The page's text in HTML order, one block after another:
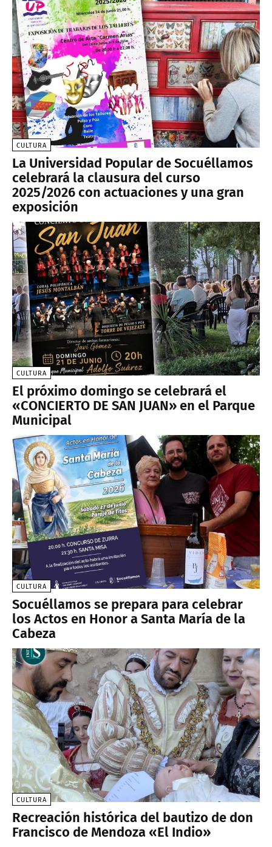
CULTURA
La Universidad Popular de Socuéllamos
celebrará la clausura del curso
2025/2026 con actuaciones y una gran
exposición
CULTURA
El próximo domingo se celebrará el
«CONCIERTO DE SAN JUAN» en el Parque
Municipal
CULTURA
Socuéllamos se prepara para celebrar
los Actos en Honor a Santa María de la
Cabeza
CULTURA
Recreación histórica del bautizo de don
Francisco de Mendoza «El Indio»